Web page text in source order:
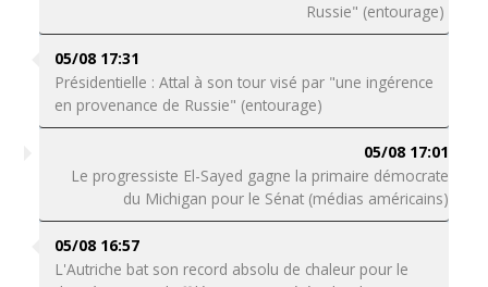
Russie" (entourage)
05/08 17:31
Présidentielle : Attal à son tour visé par "une ingérence
en provenance de Russie" (entourage)
05/08 17:01
Le progressiste El-Sayed gagne la primaire démocrate
du Michigan pour le Sénat (médias américains)
05/08 16:57
L'Autriche bat son record absolu de chaleur pour le